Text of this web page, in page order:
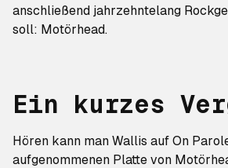
anschließend jahrzehntelang
soll: Motörhead.
Ein kurzes
Hören kann man Wallis auf On
aufgenommenen Platte von